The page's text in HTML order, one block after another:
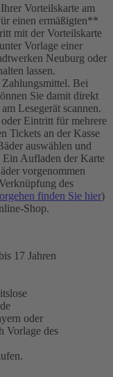
Vorteilskarte am
einen ermäßigten**
mit der Vorteilskarte
Vorlage einer
Neuburg oder
lassen.
Bei
Sie damit direkt
Lesegerät scannen.
Eintritt für mehrere
Tickets an der Kasse
auswählen und
Ein Aufladen der Karte
vorgenommen
des
finden Sie hier)
Shop.
17 Jahren
oder
Vorlage des